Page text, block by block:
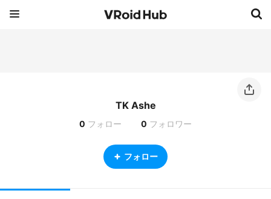
TK Ashe
0 フォロー 0 フォロワー
フォロー